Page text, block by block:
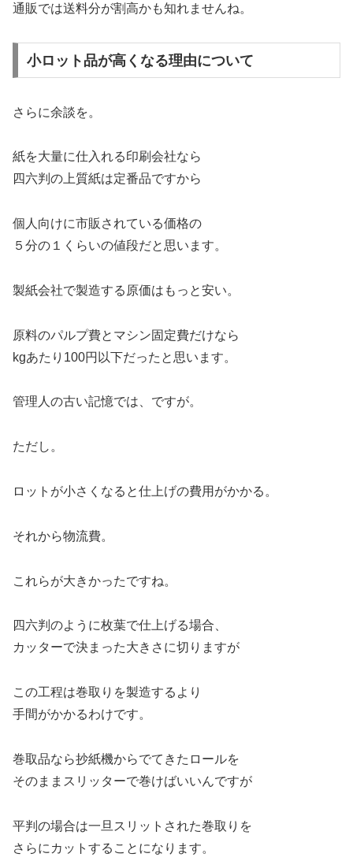
通販では送料分が割高かも知れませんね。
小ロット品が高くなる理由について
さらに余談を。
紙を大量に仕入れる印刷会社なら
四六判の上質紙は定番品ですから
個人向けに市販されている価格の
５分の１くらいの値段だと思います。
製紙会社で製造する原価はもっと安い。
原料のパルプ費とマシン固定費だけなら
kgあたり100円以下だったと思います。
管理人の古い記憶では、ですが。
ただし。
ロットが小さくなると仕上げの費用がかかる。
それから物流費。
これらが大きかったですね。
四六判のように枚葉で仕上げる場合、
カッターで決まった大きさに切りますが
この工程は巻取りを製造するより
手間がかかるわけです。
巻取品なら抄紙機からでてきたロールを
そのままスリッターで巻けばいいんですが
平判の場合は一旦スリットされた巻取りを
さらにカットすることになります。